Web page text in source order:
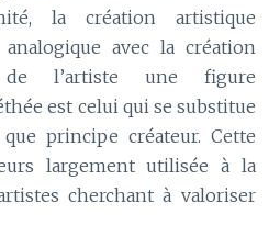
la création artistique
avec la création
l’artiste une figure
est celui qui se substitue
principe créateur. Cette
largement utilisée à la
cherchant à valoriser